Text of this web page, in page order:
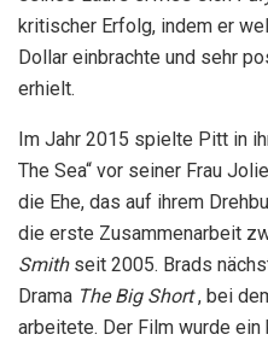
kritischer Erfolg, indem er
Dollar einbrachte und sehr
erhielt.
Im Jahr 2015 spielte Pitt in
The Sea“ vor seiner Frau
die Ehe, das auf ihrem
die erste Zusammenarbeit
Smith seit 2005. Brads
Drama The Big Short, bei
arbeitete. Der Film wurde